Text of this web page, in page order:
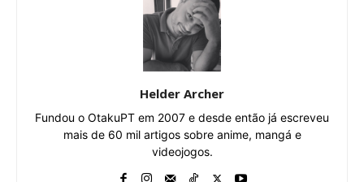
Helder Archer
Fundou o OtakuPT em 2007 e desde então já escreveu
mais de 60 mil artigos sobre anime, mangá e
videojogos.